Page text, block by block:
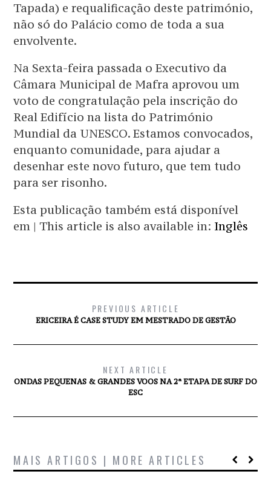
Tapada) e requalificação deste património,
não só do Palácio como de toda a sua
envolvente.
Na Sexta-feira passada o Executivo da
Câmara Municipal de Mafra aprovou um
voto de congratulação pela inscrição do
Real Edifício na lista do Património
Mundial da UNESCO. Estamos convocados,
enquanto comunidade, para ajudar a
desenhar este novo futuro, que tem tudo
para ser risonho.
Esta publicação também está disponível
em | This article is also available in: Inglês
PREVIOUS ARTICLE
ERICEIRA É CASE STUDY EM MESTRADO DE GESTÃO
NEXT ARTICLE
ONDAS PEQUENAS & GRANDES VOOS NA 2ª ETAPA DE SURF DO
ESC
MAIS ARTIGOS | MORE ARTICLES